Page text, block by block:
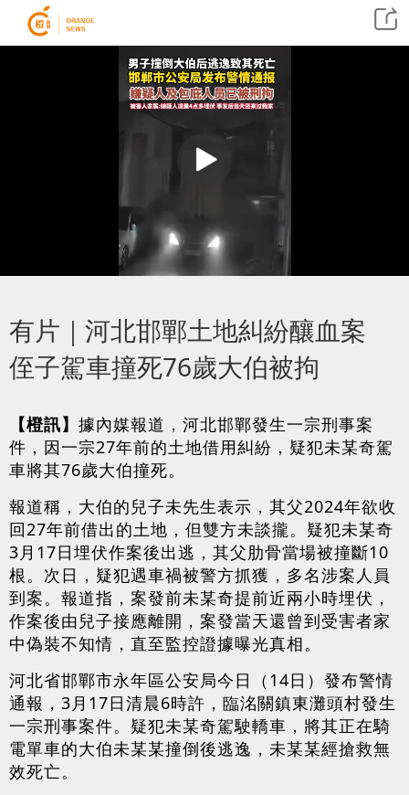
有片｜河北邯鄲土地糾紛釀血案
侄子駕車撞死76歲大伯被拘
【橙訊】 據內媒報道，河北邯鄲發生一宗刑事案
件，因一宗27年前的土地借用糾紛，疑犯未某奇駕
車將其76歲大伯撞死。
報道稱，大伯的兒子未先生表示，其父2024年欲收
回27年前借出的土地，但雙方未談攏。疑犯未某奇
3月17日埋伏作案後出逃，其父肋骨當場被撞斷10
根。次日，疑犯遇車禍被警方抓獲，多名涉案人員
到案。報道指，案發前未某奇提前近兩小時埋伏，
作案後由兒子接應離開，案發當天還曾到受害者家
中偽裝不知情，直至監控證據曝光真相。
河北省邯鄲市永年區公安局今日（14日）發布警情
通報，3月17日清晨6時許，臨洺關鎮東灘頭村發生
一宗刑事案件。疑犯未某奇駕駛轎車，將其正在騎
電單車的大伯未某某撞倒後逃逸，未某某經搶救無
效死亡。